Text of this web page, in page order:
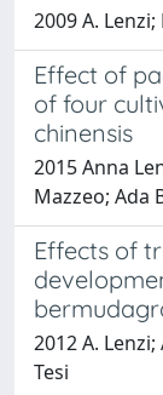
2009 A.
Effect of
of four
chinensis
2015 Anna
Mazzeo; Ada
Effects of
2012 A.
Tesi